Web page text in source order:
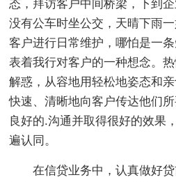
态，拜访客户中间桥梁，下到
没有公车时坐公交，天晴下雨
客户进行日常维护，哪怕是一
表着我行对客户的一种想念。
解惑，从容地用轻松地姿态和
快速、清晰地向客户传达他们
良好的.沟通并取得很好的效果
遍认同。
在信贷业务中，认真做好